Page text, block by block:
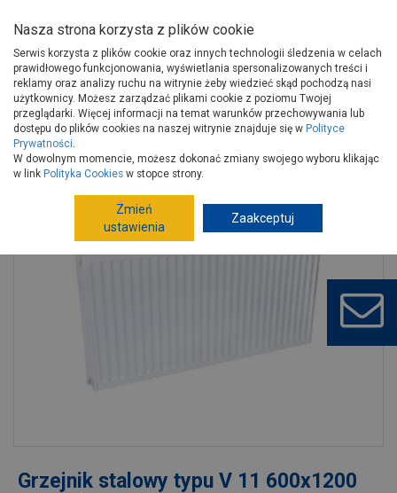
Strona główna Instalacje
Ogrzewanie pomieszczeń
Grzejniki stalowe, aluminiowe c.o.
Grzejniki stalowe
Grzejnik stalowy typu V 11 600x1200 mm dolno zasilany lewy
CARADON
Grzejnik stalowy typu V 11 600x1200
Nasza strona korzysta z plików cookie
Serwis korzysta z plików cookie oraz innych technologii śledzenia w celach
prawidłowego funkcjonowania, wyświetlania spersonalizowanych treści i
reklamy oraz analizy ruchu na witrynie żeby wiedzieć skąd pochodzą nasi
użytkownicy. Możesz zarządzać plikami cookie z poziomu Twojej
przeglądarki. Więcej informacji na temat warunków przechowywania lub
dostępu do plików cookies na naszej witrynie znajduje się w Polityce
Prywatności.
W dowolnym momencie, możesz dokonać zmiany swojego wyboru klikając
w link Polityka Cookies w stopce strony.
Zmień
ustawienia
Zaakceptuj